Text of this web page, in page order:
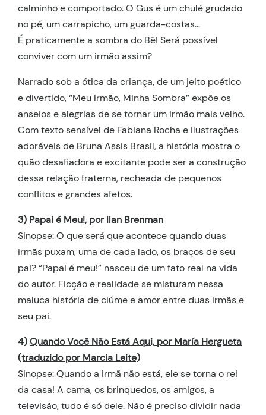
calminho e comportado. O Gus é um chulé grudado
no pé, um carrapicho, um guarda-costas…
É praticamente a sombra do Bê! Será possível
conviver com um irmão assim?
Narrado sob a ótica da criança, de um jeito poético
e divertido, “Meu Irmão, Minha Sombra” expõe os
anseios e alegrias de se tornar um irmão mais velho.
Com texto sensível de Fabiana Rocha e ilustrações
adoráveis de Bruna Assis Brasil, a história mostra o
quão desafiadora e excitante pode ser a construção
dessa relação fraterna, recheada de pequenos
conflitos e grandes afetos.
3) Papai é Meu!, por Ilan Brenman
Sinopse: O que será que acontece quando duas
irmãs puxam, uma de cada lado, os braços de seu
pai? “Papai é meu!” nasceu de um fato real na vida
do autor. Ficção e realidade se misturam nessa
maluca história de ciúme e amor entre duas irmãs e
seu pai.
4)Quando Você Não Está Aqui, por María Hergueta
(traduzido por Marcia Leite)
Sinopse: Quando a irmã não está, ele se torna o rei
da casa! A cama, os brinquedos, os amigos, a
televisão, tudo é só dele. Não é preciso dividir nada